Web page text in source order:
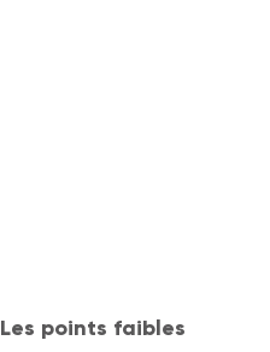
Les points faibles